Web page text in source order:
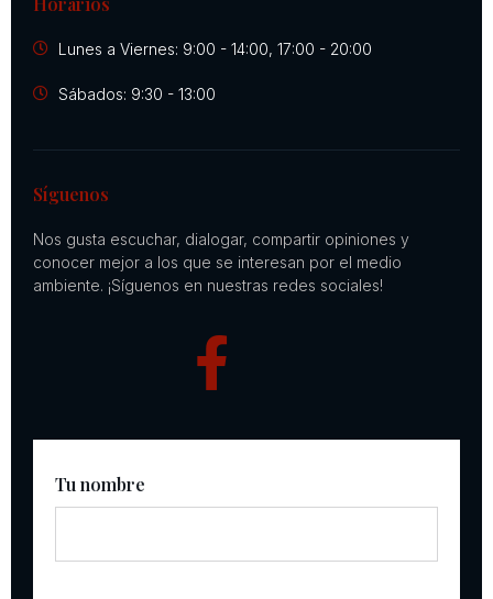
Lunes a Viernes: 9:00 - 14:00, 17:00 - 20:00
Sábados: 9:30 - 13:00
Síguenos
Nos gusta escuchar, dialogar, compartir opiniones y
conocer mejor a los que se interesan por el medio
ambiente. ¡Síguenos en nuestras redes sociales!
Tu nombre